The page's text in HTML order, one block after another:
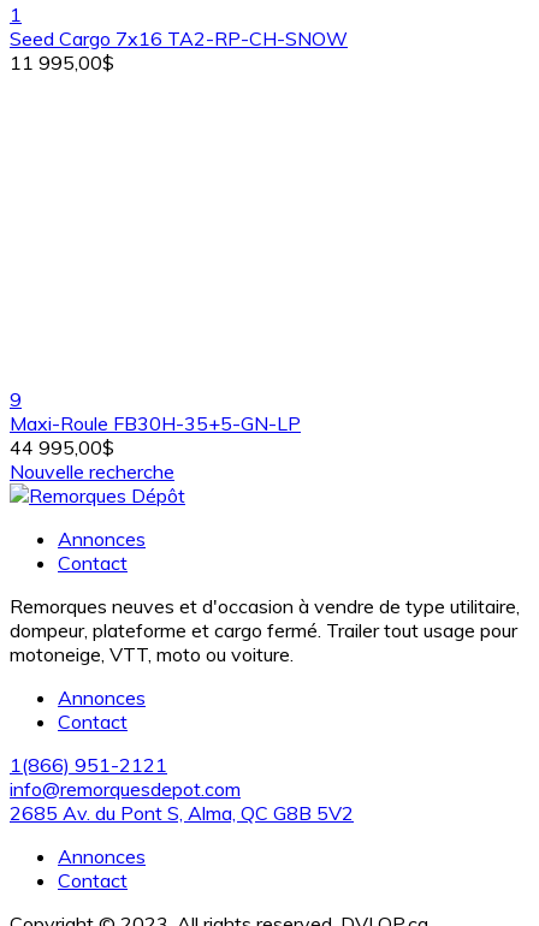
1
Seed Cargo 7x16 TA2-RP-CH-SNOW
11 995,00$
9
Maxi-Roule FB30H-35+5-GN-LP
44 995,00$
Nouvelle recherche
Annonces
Contact
Remorques neuves et d'occasion à vendre de type utilitaire,
dompeur, plateforme et cargo fermé. Trailer tout usage pour
motoneige, VTT, moto ou voiture.
Annonces
Contact
1(866) 951-2121
info@remorquesdepot.com
2685 Av. du Pont S, Alma, QC G8B 5V2
Annonces
Contact